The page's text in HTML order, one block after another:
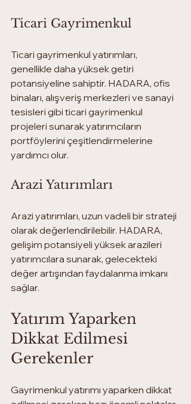
Ticari Gayrimenkul
Ticari gayrimenkul yatırımları,
genellikle daha yüksek getiri
potansiyeline sahiptir. HADARA, ofis
binaları, alışveriş merkezleri ve sanayi
tesisleri gibi ticari gayrimenkul
projeleri sunarak yatırımcıların
portföylerini çeşitlendirmelerine
yardımcı olur.
Arazi Yatırımları
Arazi yatırımları, uzun vadeli bir strateji
olarak değerlendirilebilir. HADARA,
gelişim potansiyeli yüksek arazileri
yatırımcılara sunarak, gelecekteki
değer artışından faydalanma imkanı
sağlar.
Yatırım Yaparken
Dikkat Edilmesi
Gerekenler
Gayrimenkul yatırımı yaparken dikkat